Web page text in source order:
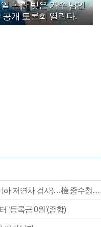
논란 빚은 가수 남인
공개 토론회 열린다.
검사 신분 버리고 직급하향(10년 이하 저연차 검사)…檢 중수청행 기피
‘등록금 0원’(종합)